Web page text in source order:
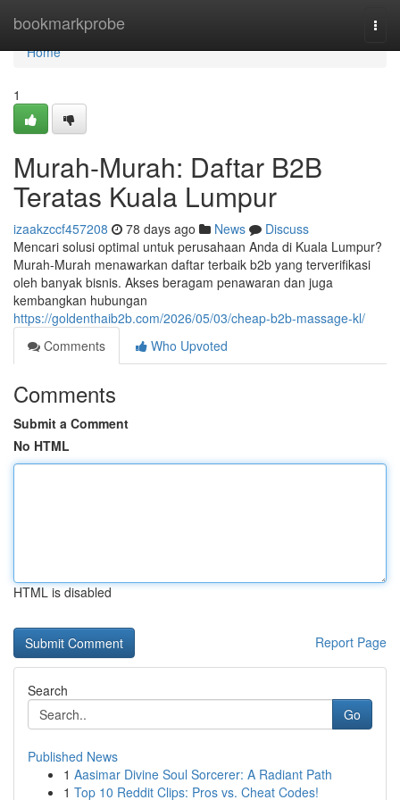
bookmarkprobe
Home
Home
1
Murah-Murah: Daftar B2B
Teratas Kuala Lumpur
izaakzccf457208 78 days ago News
Discuss
Mencari solusi optimal untuk perusahaan Anda di Kuala Lumpur?
Murah-Murah menawarkan daftar terbaik b2b yang terverifikasi
oleh banyak bisnis. Akses beragam penawaran dan juga
kembangkan hubungan
https://goldenthaib2b.com/2026/05/03/cheap-b2b-massage-kl/
Comments
Who Upvoted
Comments
Submit a Comment
No HTML
HTML is disabled
Report Page
Search
Go
Published News
1 Aasimar Divine Soul Sorcerer: A Radiant Path
1 Top 10 Reddit Clips: Pros vs. Cheat Codes!